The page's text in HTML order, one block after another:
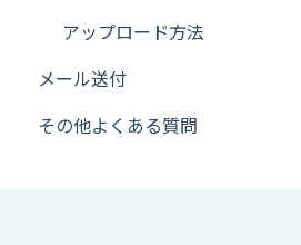
アップロード方法
メール送付
その他よくある質問